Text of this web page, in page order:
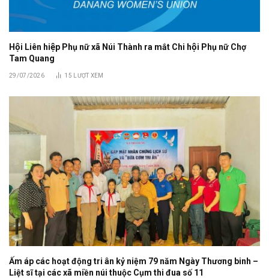
Hội Liên hiệp Phụ nữ xã Núi Thành ra mắt Chi hội Phụ nữ Chợ
Tam Quang
29/07/2026 15 LƯỢT XEM
Ấm áp các hoạt động tri ân kỷ niệm 79 năm Ngày Thương binh –
Liệt sĩ tại các xã miền núi thuộc Cụm thi đua số 11